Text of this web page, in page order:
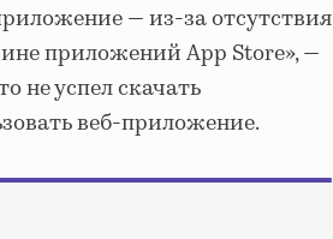
— из-за отсутствия
приложений App Store», —
не успел скачать
веб-приложение.